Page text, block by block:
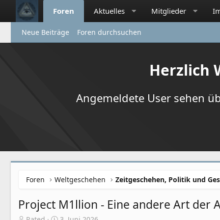
Foren Aktuelles Mitglieder
Neue Beiträge Foren durchsuchen
Herzlich
Angemeldete User sehen
Foren Weltgeschehen Zeitgeschehen, Politik und
Project M1llion - Eine andere Art der